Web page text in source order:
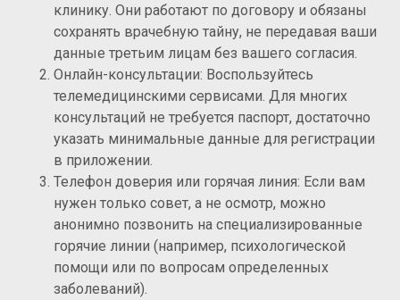
клинику. Они работают по договору и обязаны
сохранять врачебную тайну, не передавая ваши
данные третьим лицам без вашего согласия.
Онлайн-консультации: Воспользуйтесь
телемедицинскими сервисами. Для многих
консультаций не требуется паспорт, достаточно
указать минимальные данные для регистрации
в приложении.
Телефон доверия или горячая линия: Если вам
нужен только совет, а не осмотр, можно
анонимно позвонить на специализированные
горячие линии (например, психологической
помощи или по вопросам определенных
заболеваний).